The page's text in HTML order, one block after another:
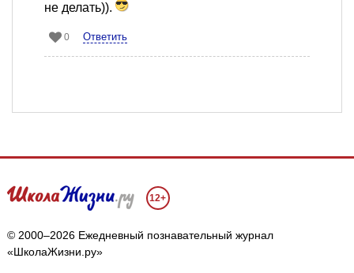
не делать)).
0 Ответить
12+
© 2000–2026 Ежедневный познавательный журнал
«ШколаЖизни.ру»